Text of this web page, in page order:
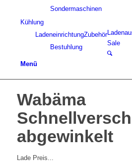
Sondermaschinen
Kühlung
Ladeneinrichtung
Bestuhlung
Zubehör
Sale
Menü
Wabäma
abgewinkelt
Lade Preis...